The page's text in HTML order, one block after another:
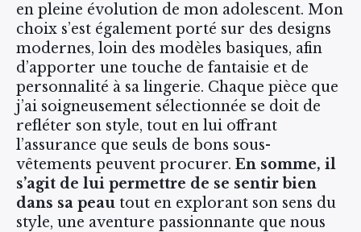
en pleine évolution de mon adolescent. Mon
choix s’est également porté sur des designs
modernes, loin des modèles basiques, afin
d’apporter une touche de fantaisie et de
personnalité à sa lingerie. Chaque pièce que
j’ai soigneusement sélectionnée se doit de
refléter son style, tout en lui offrant
l’assurance que seuls de bons sous-
vêtements peuvent procurer. En somme, il
s’agit de lui permettre de se sentir bien
dans sa peau tout en explorant son sens du
style, une aventure passionnante que nous